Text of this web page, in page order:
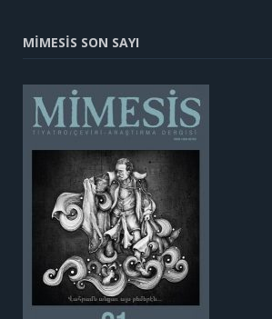
MİMESİS SON SAYI